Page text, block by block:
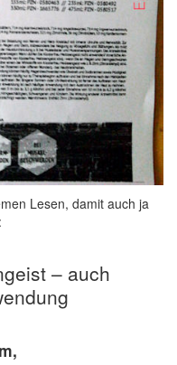
Lesen, damit auch ja
– auch